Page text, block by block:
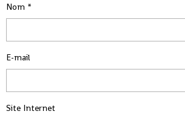
Nom
E-mail
Site Internet